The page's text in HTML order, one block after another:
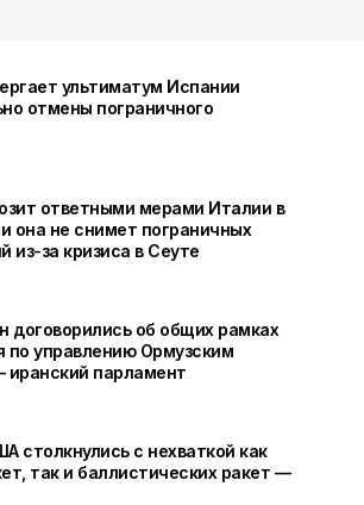
ультиматум Испании
отмены пограничного
ответными мерами Италии в
она не снимет пограничных
из-за кризиса в Сеуте
договорились об общих рамках
по управлению Ормузским
иранский парламент
столкнулись с нехваткой как
так и баллистических ракет —